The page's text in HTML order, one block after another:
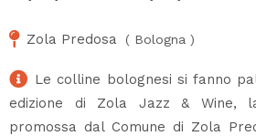
Zola Predosa ( Bologna )
Le colline bolognesi si fanno
edizione di Zola Jazz & Wine,
promossa dal Comune di Zola